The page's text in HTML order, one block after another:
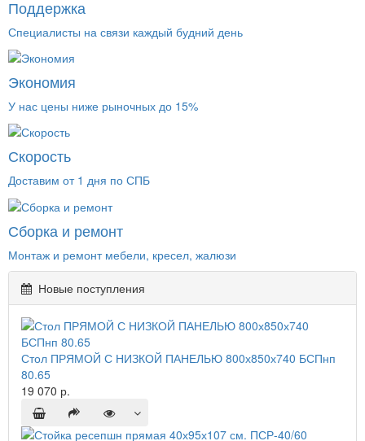
Поддержка
Специалисты на связи каждый будний день
Экономия
У нас цены ниже рыночных до 15%
Скорость
Доставим от 1 дня по СПБ
Сборка и ремонт
Монтаж и ремонт мебели, кресел, жалюзи
Новые поступления
Стол ПРЯМОЙ С НИЗКОЙ ПАНЕЛЬЮ 800х850х740 БСПнп
80.65
19 070 р.